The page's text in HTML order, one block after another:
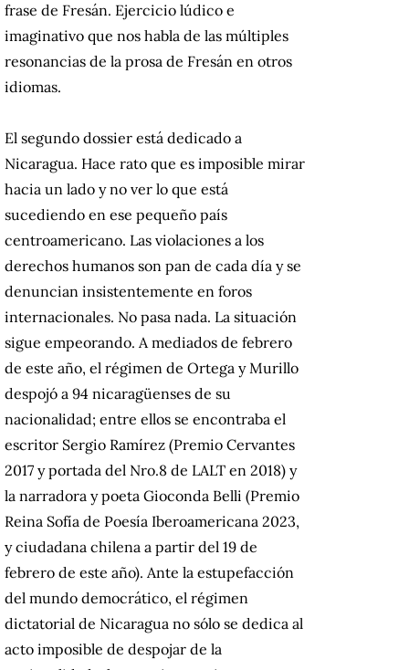
frase de Fresán. Ejercicio lúdico e
imaginativo que nos habla de las múltiples
resonancias de la prosa de Fresán en otros
idiomas.
El segundo dossier está dedicado a
Nicaragua. Hace rato que es imposible mirar
hacia un lado y no ver lo que está
sucediendo en ese pequeño país
centroamericano. Las violaciones a los
derechos humanos son pan de cada día y se
denuncian insistentemente en foros
internacionales. No pasa nada. La situación
sigue empeorando. A mediados de febrero
de este año, el régimen de Ortega y Murillo
despojó a 94 nicaragüenses de su
nacionalidad; entre ellos se encontraba el
escritor Sergio Ramírez (Premio Cervantes
2017 y portada del Nro.8 de LALT en 2018) y
la narradora y poeta Gioconda Belli (Premio
Reina Sofía de Poesía Iberoamericana 2023,
y ciudadana chilena a partir del 19 de
febrero de este año). Ante la estupefacción
del mundo democrático, el régimen
dictatorial de Nicaragua no sólo se dedica al
acto imposible de despojar de la